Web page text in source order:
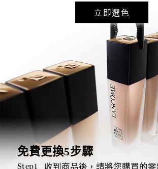
立即選色
免費更換5步驟
Step1